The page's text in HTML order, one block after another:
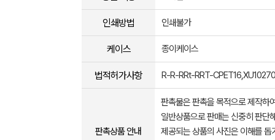
인쇄방법 인쇄불가
케이스 종이케이스
법적허가사항 R-R-RRt-RRT-
판촉상품 안내
판촉물은 판촉을 목적으로 제작하
일반상품으로 판매는 신중히 판단
제공되는 상품의 사진은 이해를